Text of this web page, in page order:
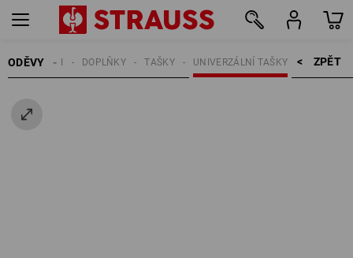
ODĚVY ZPĚT    >
UNIVERZÁLNÍ TAŠKY
TAŠKY
DOPLŇKY
MUŽI